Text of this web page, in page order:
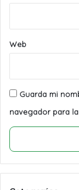
Web
Guarda mi
navegador para